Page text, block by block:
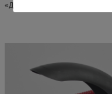
«Держащ улучшать, создавая